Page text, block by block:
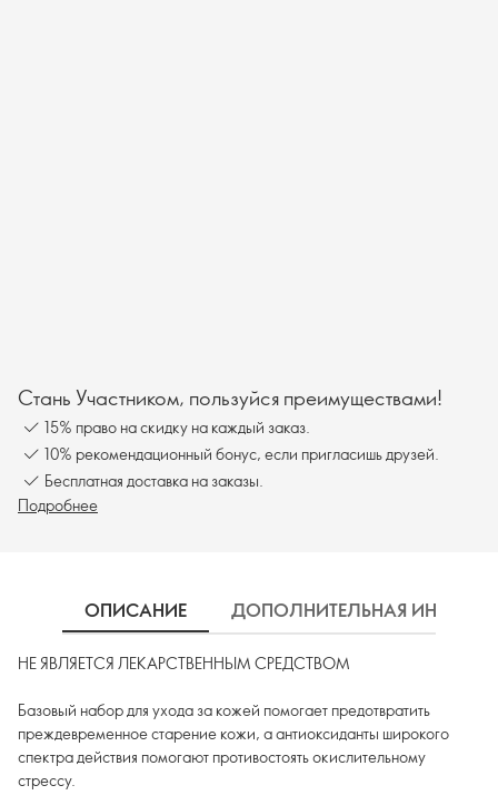
Стань Участником, пользуйся преимуществами!
15% право на скидку на каждый заказ.
10% рекомендационный бонус, если пригласишь друзей.
Бесплатная доставка на заказы.
Подробнее
ОПИСАНИЕ ДОПОЛНИТЕЛЬНАЯ
НЕ ЯВЛЯЕТСЯ ЛЕКАРСТВЕННЫМ СРЕДСТВОМ
Базовый набор для ухода за кожей помогает предотвратить
преждевременное старение кожи, а антиоксиданты широкого
спектра действия помогают противостоять окислительному
стрессу.